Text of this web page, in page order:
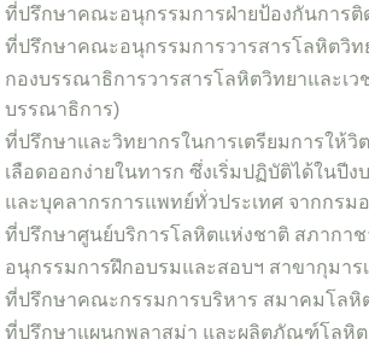
ที่ปรึกษาคณะอนุกรรมการฝ่ายป้องกันการติ
ที่ปรึกษาคณะอนุกรรมการวารสารโลหิตวิท
กองบรรณาธิการวารสารโลหิตวิทยาและเ
บรรณาธิการ)
ที่ปรึกษาและวิทยากรในการเตรียมการให้
เลือดออกง่ายในทารก ซึ่งเริ่มปฏิบัติได้ในปี
และบุคลากรการแพทย์ทั่วประเทศ จากกรม
ที่ปรึกษาศูนย์บริการโลหิตแห่งชาติ สภากาช
อนุกรรมการฝึกอบรมและสอบฯ สาขากุมาร
ที่ปรึกษาคณะกรรมการบริหาร สมาคมโลหิ
ที่ปรึกษาแผนกพลาสม่า และผลิตภัณฑ์โลหิต